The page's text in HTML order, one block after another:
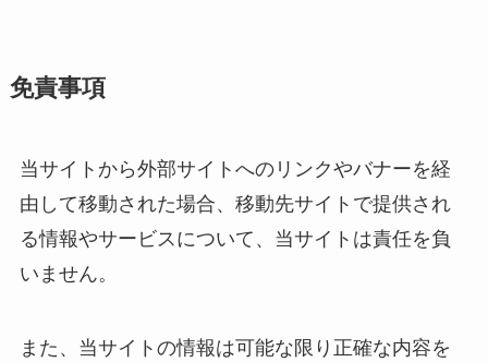
免責事項
当サイトから外部サイトへのリンクやバナーを経
由して移動された場合、移動先サイトで提供され
る情報やサービスについて、当サイトは責任を負
いません。
また、当サイトの情報は可能な限り正確な内容を